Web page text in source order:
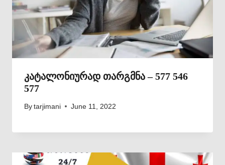
კატალონიურად თარგმნა – 577 546
577
By tarjimani June 11, 2022